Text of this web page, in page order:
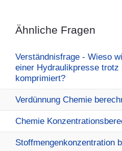
Ähnliche Fragen
Verständnisfrage - Wieso
einer Hydraulikpresse trotz
komprimiert?
Verdünnung Chemie
Chemie
Stoffmengenkonzentration